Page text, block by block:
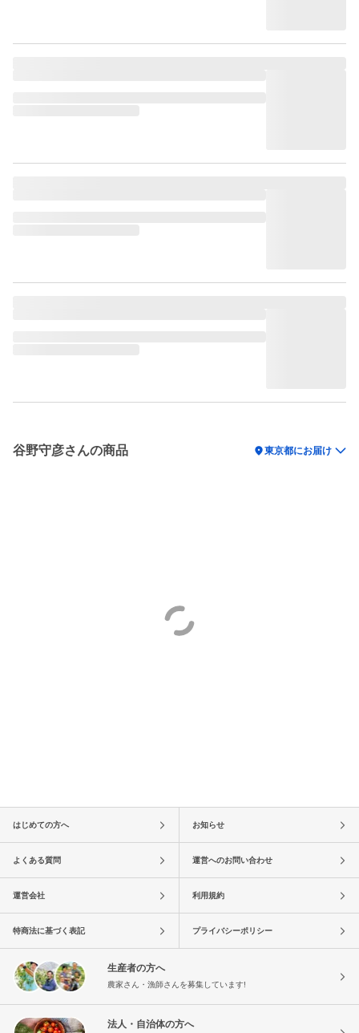
谷野守彦さんの商品 location_on東京都にお届け
はじめての方へ お知らせ
よくある質問 運営へのお問い合わせ
運営会社 利用規約
特商法に基づく表記 プライバシーポリシー
生産者の方へ
農家さん・漁師さんを募集しています!
法人・自治体の方へ